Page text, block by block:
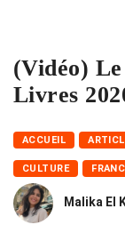
(Vidéo)
Livres
ACCUEIL
CULTURE
Malika El